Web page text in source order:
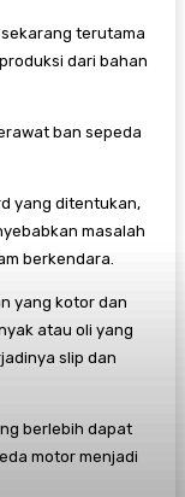
terutama
dari bahan
ban sepeda
yang ditentukan,
masalah
berkendara.
yang kotor dan
atau oli yang
slip dan
berlebih dapat
motor menjadi